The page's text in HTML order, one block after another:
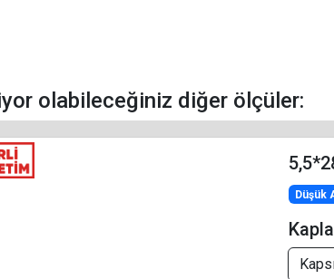
olabileceğiniz diğer ölçüler:
Düşük